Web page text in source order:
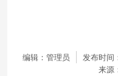
编辑：管理员 发布时间
来源